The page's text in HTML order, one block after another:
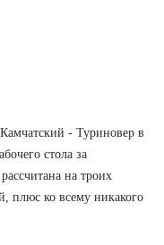
- Туриновер в
стола за
на троих
плюс ко всему никакого